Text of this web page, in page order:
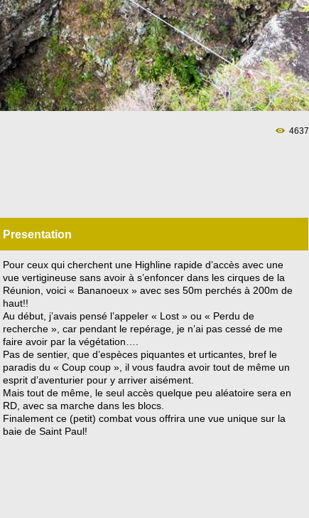
4637
Presentation
Pour ceux qui cherchent une Highline rapide d’accès avec une
vue vertigineuse sans avoir à s’enfoncer dans les cirques de la
Réunion, voici « Bananoeux » avec ses 50m perchés à 200m de
haut!!
Au début, j’avais pensé l’appeler « Lost » ou « Perdu de
recherche », car pendant le repérage, je n’ai pas cessé de me
faire avoir par la végétation….
Pas de sentier, que d’espèces piquantes et urticantes, bref le
paradis du « Coup coup », il vous faudra avoir tout de même un
esprit d’aventurier pour y arriver aisément.
Mais tout de même, le seul accès quelque peu aléatoire sera en
RD, avec sa marche dans les blocs.
Finalement ce (petit) combat vous offrira une vue unique sur la
baie de Saint Paul!